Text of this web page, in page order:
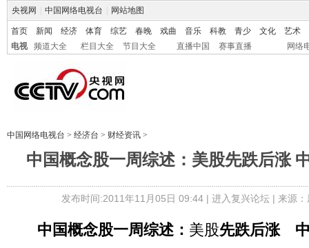
央视网 中国网络电视台 网站地图
首页 新闻 经济 体育 综艺 春晚 戏曲 音乐 科教 青少 文化
艺术
电视
频道大全 栏目大全 节目大全 直播中国 赛事直播 网络
中国网络电视台 > 经济台 > 财经资讯 >
中国概念股一周综述：美股先跌后涨
发布时间:2011年11月05日 09:44 | 进入复兴论坛| 来源
中国概念股一周综述： 美股先跌后涨